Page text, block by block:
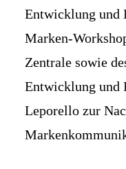
Entwicklung und
Marken-
Zentrale sowie
Entwicklung und
Leporello zur